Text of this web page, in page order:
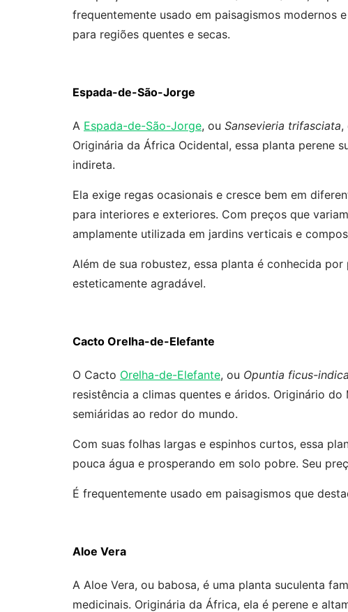
frequentemente usado em paisagismos modernos
para regiões quentes e secas.
Espada-de-São-Jorge
A Espada-de-São-Jorge, ou Sansevieria trifasciata,
Originária da África Ocidental, essa planta perene
indireta.
Ela exige regas ocasionais e cresce bem em
para interiores e exteriores. Com preços que
amplamente utilizada em jardins verticais e
Além de sua robustez, essa planta é conhecida
esteticamente agradável.
Cacto Orelha-de-Elefante
O Cacto Orelha-de-Elefante, ou Opuntia ficus-indica
resistência a climas quentes e áridos. Originário
semiáridas ao redor do mundo.
Com suas folhas largas e espinhos curtos, essa
pouca água e prosperando em solo pobre. Seu
É frequentemente usado em paisagismos que
Aloe Vera
A Aloe Vera, ou babosa, é uma planta suculenta
medicinais. Originária da África, ela é perene e